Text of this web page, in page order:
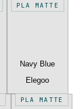
PLA MATTE
Navy Blue
Elegoo
PLA MATTE